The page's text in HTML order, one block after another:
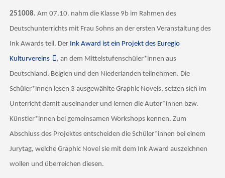
251008. Am 07.10. nahm die Klasse 9b im Rahmen des
Deutschunterrichts mit Frau Sohns an der ersten Veranstaltung des
Ink Awards teil. Der Ink Award ist ein Projekt des Euregio
Kulturvereins
, an dem Mittelstufenschüler*innen aus
Deutschland, Belgien und den Niederlanden teilnehmen. Die
Schüler*innen lesen 3 ausgewählte Graphic Novels, setzen sich im
Unterricht damit auseinander und lernen die Autor*innen bzw.
Künstler*innen bei gemeinsamen Workshops kennen. Zum
Abschluss des Projektes entscheiden die Schüler*innen bei einem
Jurytag, welche Graphic Novel sie mit dem Ink Award auszeichnen
wollen und überreichen diesen.